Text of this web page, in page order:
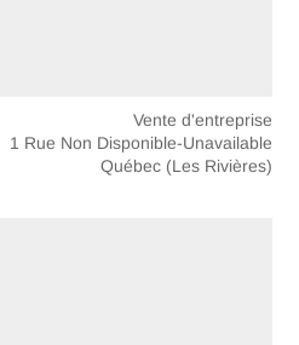
Vente d'entreprise
1 Rue Non Disponible-Unavailable
Québec (Les Rivières)